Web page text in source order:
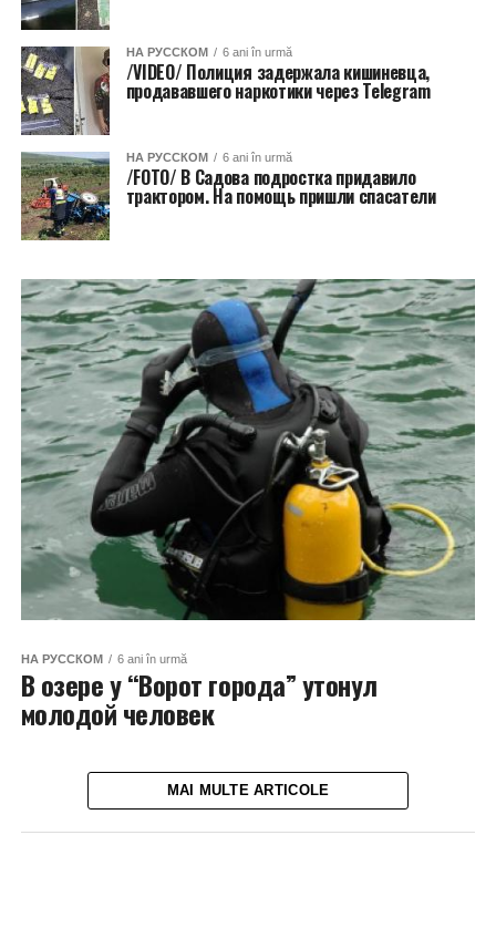
НА РУССКОМ 6 ani în urmă
/VIDEO/ Полиция задержала кишиневца,
продававшего наркотики через Telegram
НА РУССКОМ 6 ani în urmă
/FOTO/ В Садова подростка придавило
трактором. На помощь пришли спасатели
НА РУССКОМ 6 ani în urmă
В озере у “Ворот города” утонул
молодой человек
MAI MULTE ARTICOLE